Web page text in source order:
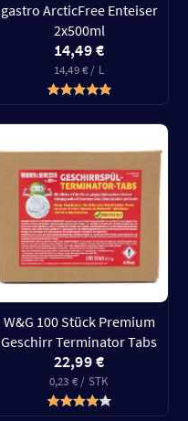
gastro ArcticFree Enteiser
2x500ml
14,49 €
14,49 € / L
W&G 100 Stück Premium
Geschirr Terminator Tabs
22,99 €
0,23 € / STK